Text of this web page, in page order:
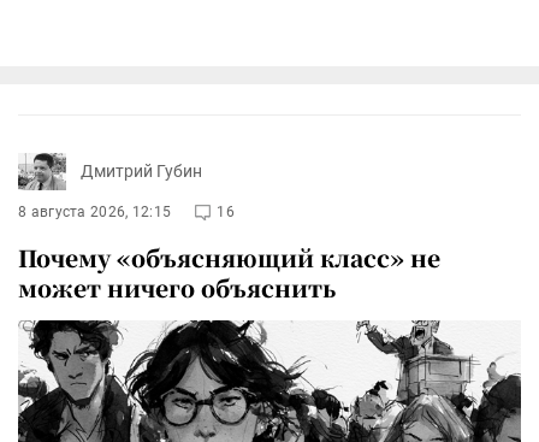
Дмитрий Губин
8 августа 2026, 12:15 16
Почему «объясняющий класс» не
может ничего объяснить